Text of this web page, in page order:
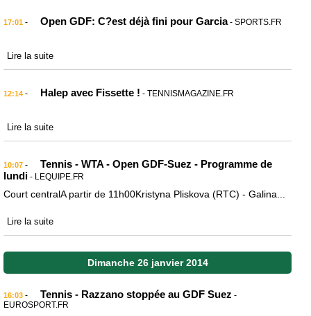
17:01 - Open GDF: C?est déjà fini pour Garcia - SPORTS.FR
Lire la suite
12:14 - Halep avec Fissette ! - TENNISMAGAZINE.FR
Lire la suite
10:07 -
Tennis - WTA - Open GDF-Suez - Programme de
lundi - LEQUIPE.FR
Court centralA partir de 11h00Kristyna Pliskova (RTC) - Galina...
Lire la suite
Dimanche 26 janvier 2014
16:03 - Tennis - Razzano stoppée au GDF Suez -
EUROSPORT.FR